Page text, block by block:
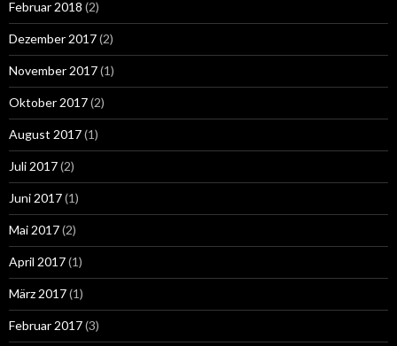
Februar 2018 (2)
Dezember 2017(2)
November 2017(1)
Oktober 2017(2)
August 2017(1)
Juli 2017(2)
Juni 2017(1)
Mai 2017(2)
April 2017(1)
März 2017(1)
Februar 2017(3)